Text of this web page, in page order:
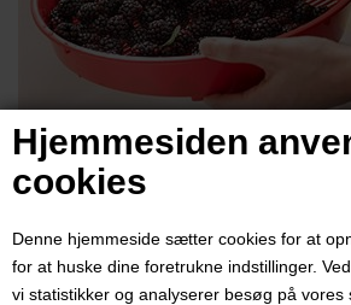
Hjemmesiden
cookies
Denne hjemmeside sætter cookies for at
for at huske dine foretrukne indstillinger.
vi statistikker og analyserer besøg på vores